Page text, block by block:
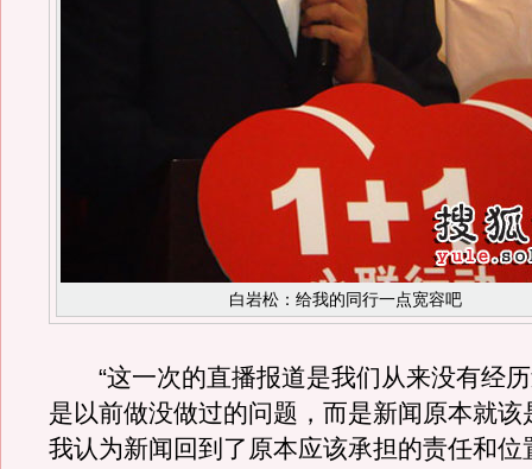
白岩松：给我的同行一点宽容吧
“这一次的直播报道是我们从来没有经历
是以前做没做过的问题，而是新闻原本就该
我认为新闻回到了原本应该承担的责任和位